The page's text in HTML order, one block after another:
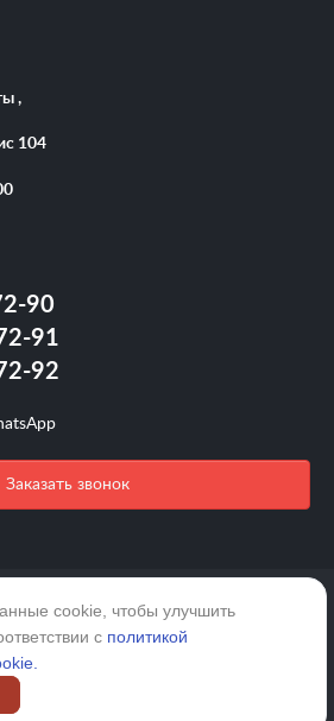
cookie, чтобы улучшить
с политикой
,
104
90
91
92
Заказать звонок
Все права защищены.
Карта сайта
конфиденциальности